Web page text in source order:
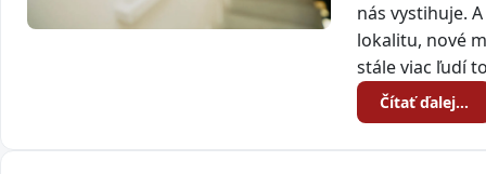
nás vystihuje.
lokalitu, nové
stále viac ľudí
Čítať ďalej…